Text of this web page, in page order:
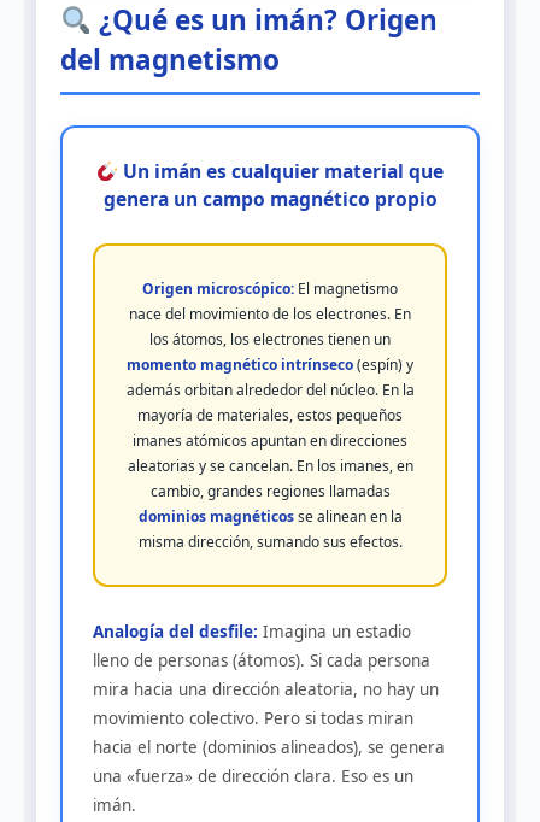
¿Qué es un imán? Origen
del magnetismo
Un imán es cualquier material que
genera un campo magnético propio
Origen microscópico: El magnetismo
nace del movimiento de los electrones. En
los átomos, los electrones tienen un
momento magnético intrínseco(espín) y
además orbitan alrededor del núcleo. En la
mayoría de materiales, estos pequeños
imanes atómicos apuntan en direcciones
aleatorias y se cancelan. En los imanes, en
cambio, grandes regiones llamadas
dominios magnéticosse alinean en la
misma dirección, sumando sus efectos.
Analogía del desfile: Imagina un estadio
lleno de personas (átomos). Si cada persona
mira hacia una dirección aleatoria, no hay un
movimiento colectivo. Pero si todas miran
hacia el norte (dominios alineados), se genera
una «fuerza» de dirección clara. Eso es un
imán.